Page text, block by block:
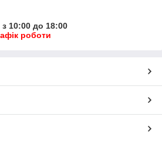
10:00 до 18:00
роботи